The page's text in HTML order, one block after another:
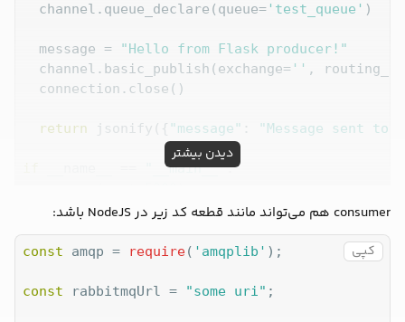
  channel.queue_declare(queue=
'test_queue' )
  message =
"Hello from Flask producer!"
  channel.basic_publish(exchange=
'' ,
  connection.close()
return jsonify({ "message" : "Message sent to
"__main__":
دیدن بیشتر
consumer هم می‌تواند مانند قطعه کد زیر در NodeJS باشد:
کپی const amqp = require( 'amqplib' );
const rabbitmqUrl = "some uri" ;